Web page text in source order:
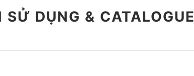
SỬ DỤNG & CATALOGUE